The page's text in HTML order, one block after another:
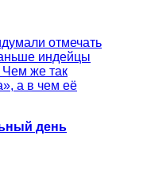
отмечать
индейцы
Чем же так
а в чем её
день